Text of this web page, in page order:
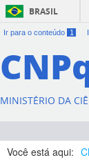
BRASIL
Ir para o conteúdo 1
MINISTÉRIO DA
Você está aqui: